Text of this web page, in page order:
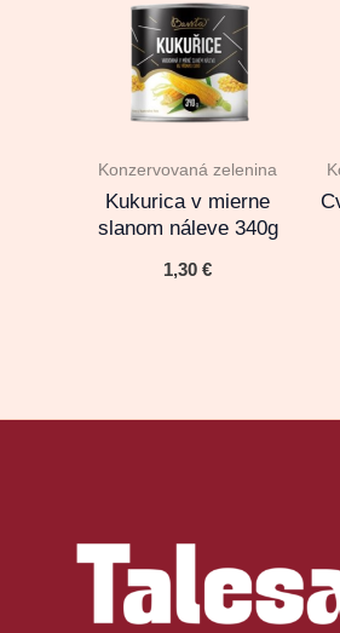
Konzervovaná zelenina
Kukurica v mierne
slanom náleve 340g
1,30€